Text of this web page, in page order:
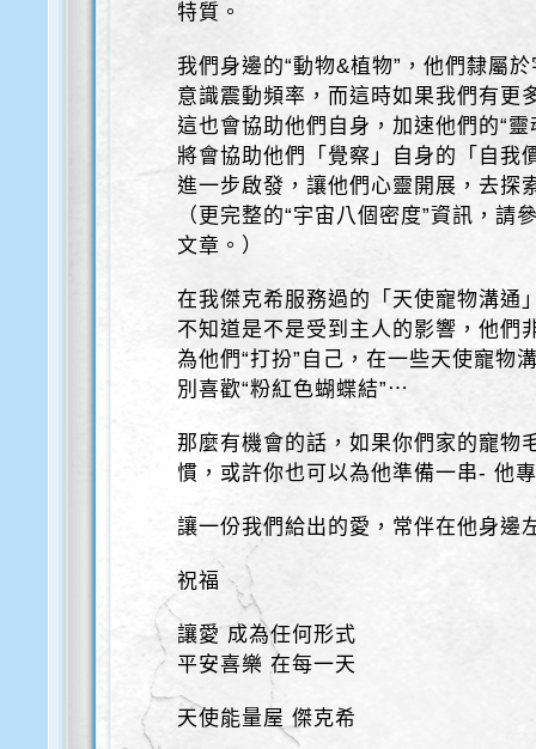
特質。
我們身邊的“動物&植物”，他們隸屬
意識震動頻率，而這時如果我們有更
這也會協助他們自身，加速他們的“
將會協助他們「覺察」自身的「自我
進一步啟發，讓他們心靈開展，去
（更完整的“宇宙八個密度”資訊，請
文章。）
在我傑克希服務過的「天使寵物溝通
不知道是不是受到主人的影響，他們
為他們“打扮”自己，在一些天使寵物
別喜歡“粉紅色蝴蝶結”⋯
那麼有機會的話，如果你們家的寵物
慣，或許你也可以為他準備一串- 他
讓一份我們給出的愛，常伴在他身邊
祝福
讓愛 成為任何形式
平安喜樂 在每一天
天使能量屋 傑克希